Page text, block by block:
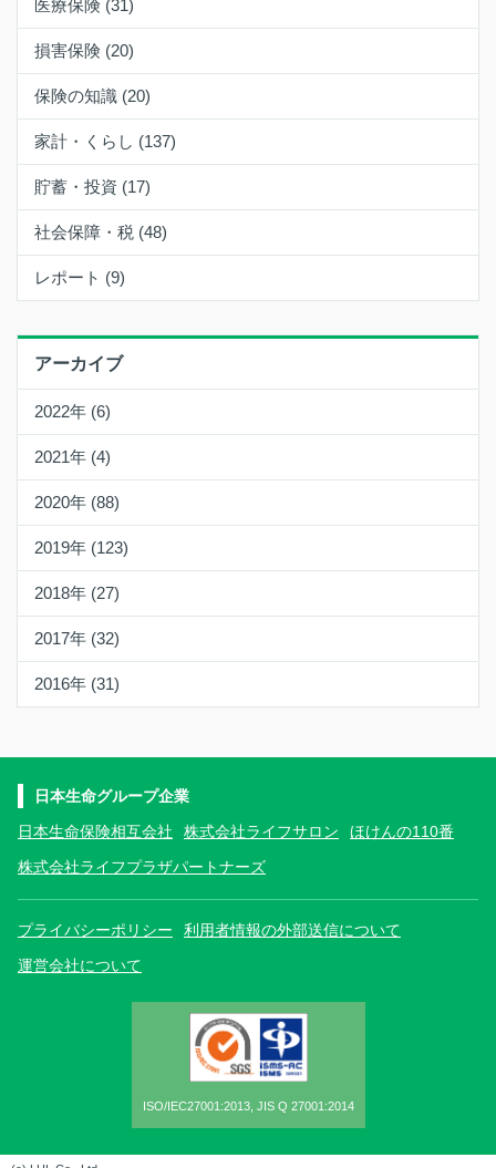
医療保険 (31)
損害保険 (20)
保険の知識 (20)
家計・くらし (137)
貯蓄・投資 (17)
社会保障・税 (48)
レポート (9)
アーカイブ
2022年 (6)
2021年 (4)
2020年 (88)
2019年 (123)
2018年 (27)
2017年 (32)
2016年 (31)
日本生命グループ企業
日本生命保険相互会社
株式会社ライフサロン
ほけんの110番
株式会社ライフプラザパートナーズ
プライバシーポリシー
利用者情報の外部送信について
運営会社について
ISO/IEC27001:2013, JIS Q 27001:2014